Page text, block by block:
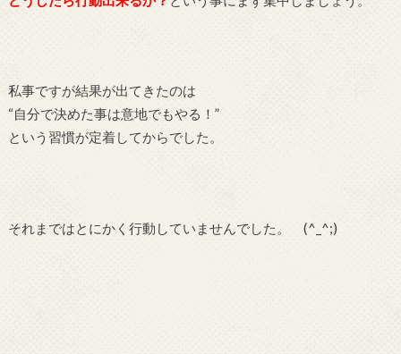
私事ですが結果が出てきたのは
“自分で決めた事は意地でもやる！”
という習慣が定着してからでした。
それまではとにかく行動していませんでした。 (^_^;)